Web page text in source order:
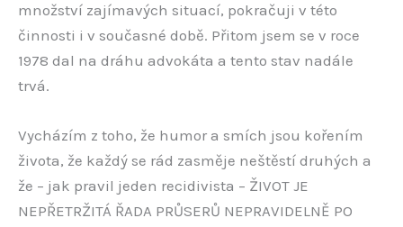
množství zajímavých situací, pokračuji v této
činnosti i v současné době. Přitom jsem se v roce
1978 dal na dráhu advokáta a tento stav nadále
trvá.
Vycházím z toho, že humor a smích jsou kořením
života, že každý se rád zasměje neštěstí druhých a
že – jak pravil jeden recidivista – ŽIVOT JE
NEPŘETRŽITÁ ŘADA PRŮSERŮ NEPRAVIDELNĚ PO